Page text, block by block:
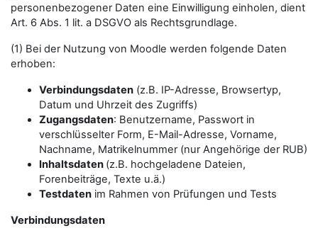
personenbezogener Daten eine Einwilligung einholen, dient
Art. 6 Abs. 1 lit. a DSGVO als Rechtsgrundlage.
(1) Bei der Nutzung von Moodle werden folgende Daten
erhoben:
Verbindungsdaten (z.B. IP-Adresse, Browsertyp,
Datum und Uhrzeit des Zugriffs)
Zugangsdaten: Benutzername, Passwort in
verschlüsselter Form, E-Mail-Adresse, Vorname,
Nachname, Matrikelnummer (nur Angehörige der RUB)
Inhaltsdaten (z.B. hochgeladene Dateien,
Forenbeiträge, Texte u.ä.)
Testdaten im Rahmen von Prüfungen und Tests
Verbindungsdaten